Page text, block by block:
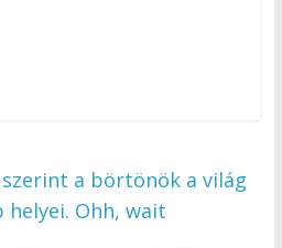
a börtönök a világ
Ohh, wait